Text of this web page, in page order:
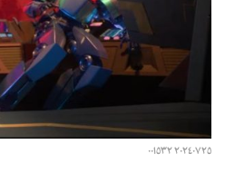
٢٠٢٤٠٧٢٥ ٠٠١٥٣٢